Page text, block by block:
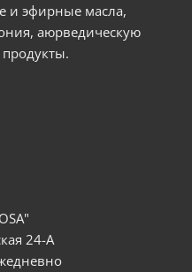
и эфирные масла,
аюрведическую
продукты.
24-А